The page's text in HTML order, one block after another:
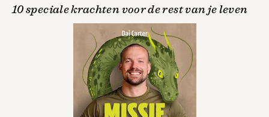
10 speciale krachten voor de rest van je leven